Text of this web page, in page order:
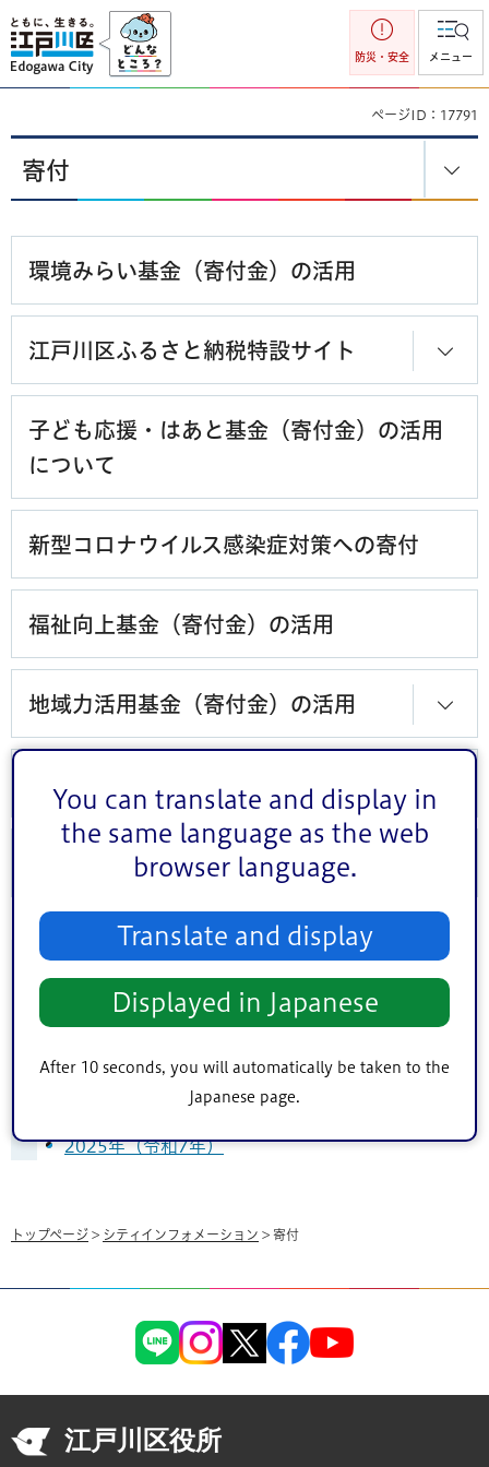
You can translate and display in
the same language as the web
browser language.
Translate and display
Displayed in Japanese
After 10 seconds, you will automatically be taken to the
Japanese page.
江戸川区
防災・安全 メニュー
ページID：17791
寄付
環境みらい基金（寄付金）の活用
江戸川区ふるさと納税特設サイト
子ども応援・はあと基金（寄付金）の活用
について
新型コロナウイルス感染症対策への寄付
福祉向上基金（寄付金）の活用
地域力活用基金（寄付金）の活用
寄附金
こんなページも見られています
2026年（令和8年）
寄附金
寄附物件
2026年（令和8年）
2025年（令和7年）
トップページ > シティインフォメーション > 寄付
江戸川区役所